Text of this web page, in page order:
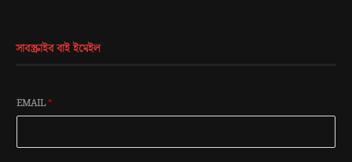
সাবস্ক্রাইব বাই ইমেইল
EMAIL*